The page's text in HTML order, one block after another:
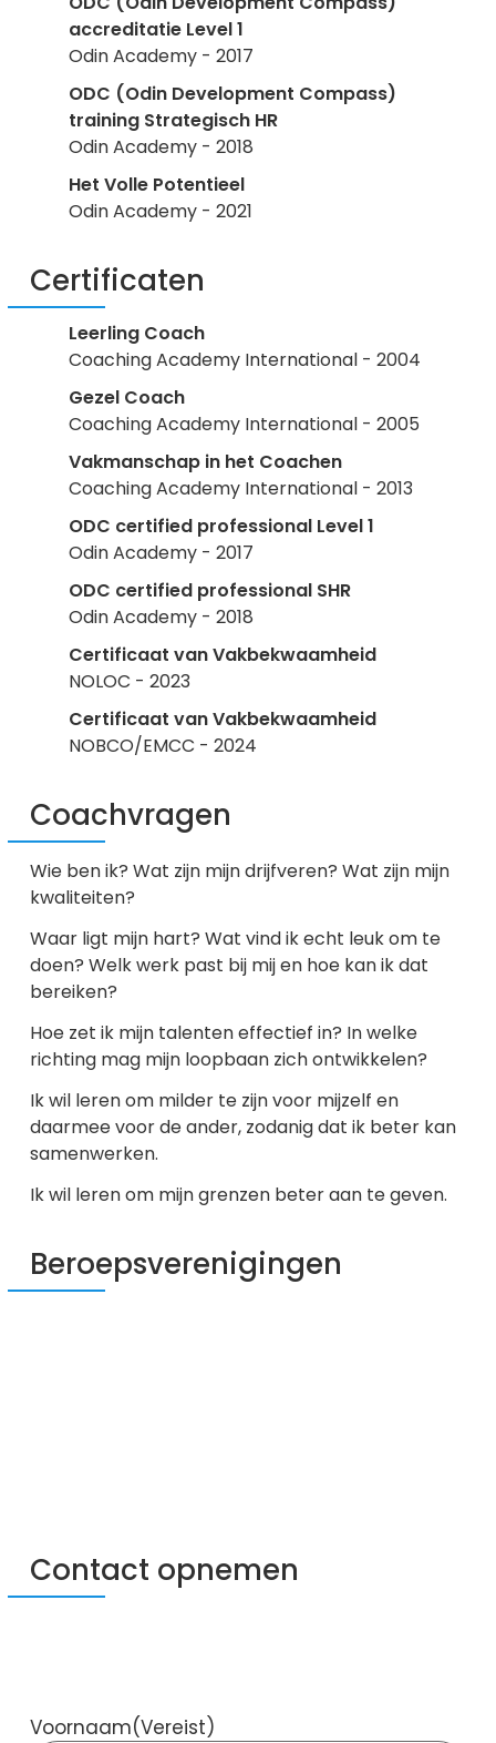
accreditatie Level 1
Odin Academy - 2017
ODC (Odin Development Compass)
training Strategisch HR
Odin Academy - 2018
Het Volle Potentieel
Odin Academy - 2021
Certificaten
Leerling Coach
Coaching Academy International - 2004
Gezel Coach
Coaching Academy International - 2005
Vakmanschap in het Coachen
Coaching Academy International - 2013
ODC certified professional Level 1
Odin Academy - 2017
ODC certified professional SHR
Odin Academy - 2018
Certificaat van Vakbekwaamheid
NOLOC - 2023
Certificaat van Vakbekwaamheid
NOBCO/EMCC - 2024
Coachvragen
Wie ben ik? Wat zijn mijn drijfveren? Wat zijn mijn
kwaliteiten?
Waar ligt mijn hart? Wat vind ik echt leuk om te
doen? Welk werk past bij mij en hoe kan ik dat
bereiken?
Hoe zet ik mijn talenten effectief in? In welke
richting mag mijn loopbaan zich ontwikkelen?
Ik wil leren om milder te zijn voor mijzelf en
daarmee voor de ander, zodanig dat ik beter kan
samenwerken.
Ik wil leren om mijn grenzen beter aan te geven.
Beroepsverenigingen
Contact opnemen
Voornaam(Vereist)